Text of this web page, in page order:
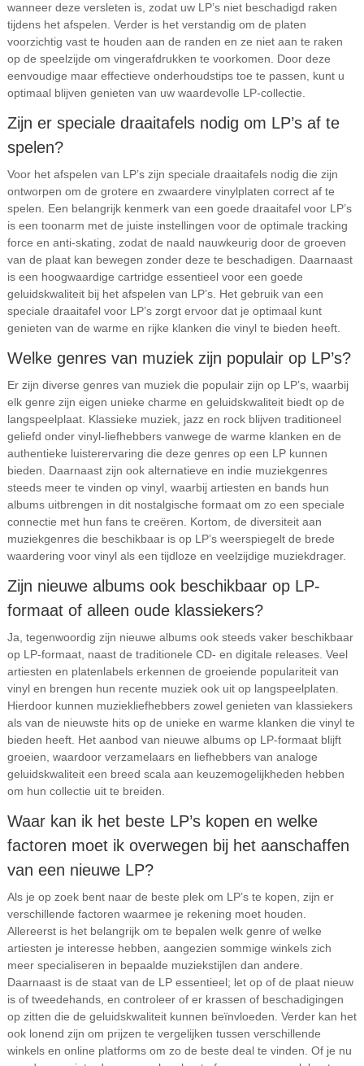
wanneer deze versleten is, zodat uw LP’s niet beschadigd raken
tijdens het afspelen. Verder is het verstandig om de platen
voorzichtig vast te houden aan de randen en ze niet aan te raken
op de speelzijde om vingerafdrukken te voorkomen. Door deze
eenvoudige maar effectieve onderhoudstips toe te passen, kunt u
optimaal blijven genieten van uw waardevolle LP-collectie.
Zijn er speciale draaitafels nodig om LP’s af te
spelen?
Voor het afspelen van LP’s zijn speciale draaitafels nodig die zijn
ontworpen om de grotere en zwaardere vinylplaten correct af te
spelen. Een belangrijk kenmerk van een goede draaitafel voor LP’s
is een toonarm met de juiste instellingen voor de optimale tracking
force en anti-skating, zodat de naald nauwkeurig door de groeven
van de plaat kan bewegen zonder deze te beschadigen. Daarnaast
is een hoogwaardige cartridge essentieel voor een goede
geluidskwaliteit bij het afspelen van LP’s. Het gebruik van een
speciale draaitafel voor LP’s zorgt ervoor dat je optimaal kunt
genieten van de warme en rijke klanken die vinyl te bieden heeft.
Welke genres van muziek zijn populair op LP’s?
Er zijn diverse genres van muziek die populair zijn op LP’s, waarbij
elk genre zijn eigen unieke charme en geluidskwaliteit biedt op de
langspeelplaat. Klassieke muziek, jazz en rock blijven traditioneel
geliefd onder vinyl-liefhebbers vanwege de warme klanken en de
authentieke luisterervaring die deze genres op een LP kunnen
bieden. Daarnaast zijn ook alternatieve en indie muziekgenres
steeds meer te vinden op vinyl, waarbij artiesten en bands hun
albums uitbrengen in dit nostalgische formaat om zo een speciale
connectie met hun fans te creëren. Kortom, de diversiteit aan
muziekgenres die beschikbaar is op LP’s weerspiegelt de brede
waardering voor vinyl als een tijdloze en veelzijdige muziekdrager.
Zijn nieuwe albums ook beschikbaar op LP-
formaat of alleen oude klassiekers?
Ja, tegenwoordig zijn nieuwe albums ook steeds vaker beschikbaar
op LP-formaat, naast de traditionele CD- en digitale releases. Veel
artiesten en platenlabels erkennen de groeiende populariteit van
vinyl en brengen hun recente muziek ook uit op langspeelplaten.
Hierdoor kunnen muziekliefhebbers zowel genieten van klassiekers
als van de nieuwste hits op de unieke en warme klanken die vinyl te
bieden heeft. Het aanbod van nieuwe albums op LP-formaat blijft
groeien, waardoor verzamelaars en liefhebbers van analoge
geluidskwaliteit een breed scala aan keuzemogelijkheden hebben
om hun collectie uit te breiden.
Waar kan ik het beste LP’s kopen en welke
factoren moet ik overwegen bij het aanschaffen
van een nieuwe LP?
Als je op zoek bent naar de beste plek om LP’s te kopen, zijn er
verschillende factoren waarmee je rekening moet houden.
Allereerst is het belangrijk om te bepalen welk genre of welke
artiesten je interesse hebben, aangezien sommige winkels zich
meer specialiseren in bepaalde muziekstijlen dan andere.
Daarnaast is de staat van de LP essentieel; let op of de plaat nieuw
is of tweedehands, en controleer of er krassen of beschadigingen
op zitten die de geluidskwaliteit kunnen beïnvloeden. Verder kan het
ook lonend zijn om prijzen te vergelijken tussen verschillende
winkels en online platforms om zo de beste deal te vinden. Of je nu